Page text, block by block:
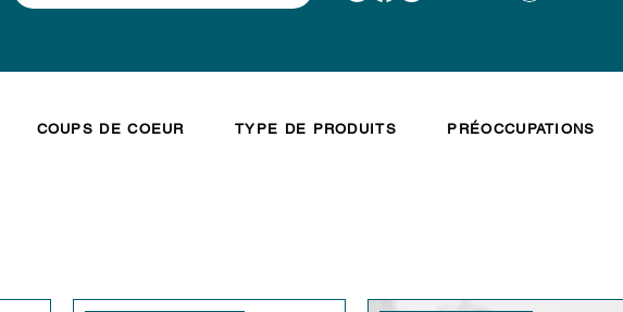
COUPS DE COEUR TYPE DE PRODUITS PRÉOCCUPATIONS